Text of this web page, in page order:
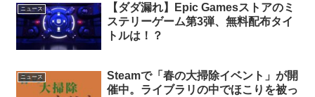
ニュース
【ダダ漏れ】Epic Gamesストアのミ
ステリーゲーム第3弾、無料配布タイ
トルは！？
ニュース
Steamで「春の大掃除イベント」が開
催中。ライブラリの中でほこりを被っ